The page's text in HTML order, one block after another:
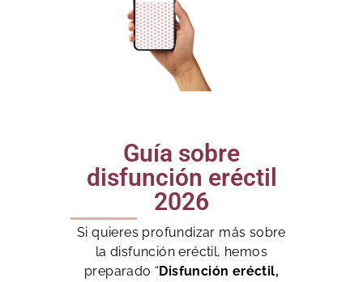
Guía sobre
disfunción eréctil
2026
Si quieres profundizar más sobre
la disfunción eréctil, hemos
preparado “ Disfunción eréctil,